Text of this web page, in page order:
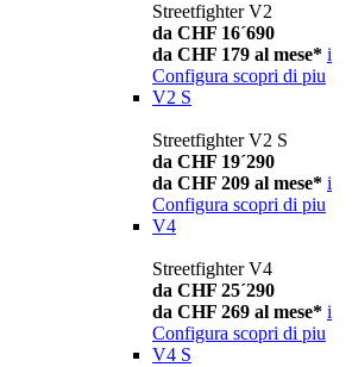
Streetfighter V2
da CHF 16´690
da CHF 179 al mese* i
Configura scopri di piu
V2 S
Streetfighter V2 S
da CHF 19´290
da CHF 209 al mese* i
Configura scopri di piu
V4
Streetfighter V4
da CHF 25´290
da CHF 269 al mese* i
Configura scopri di piu
V4 S